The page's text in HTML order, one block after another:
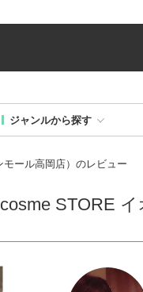
ジャンルから探す
ール高岡店）のレビュー
STORE